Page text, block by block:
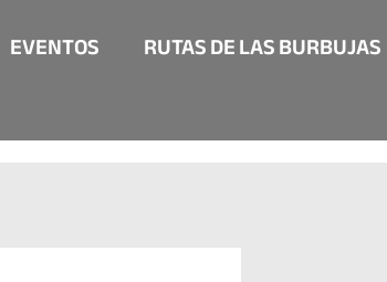
EVENTOS RUTAS DE LAS BURBUJAS